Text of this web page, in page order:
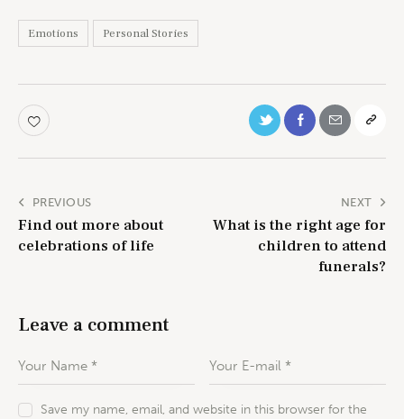
Emotions Personal Stories
PREVIOUS
Find out more about
celebrations of life
NEXT
What is the right age for
children to attend
funerals?
Leave a comment
Save my name, email, and website in this browser for the